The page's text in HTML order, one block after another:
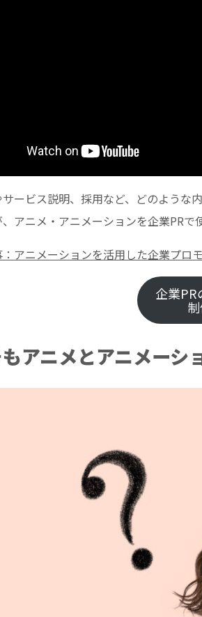
ービス説明、採用など、どのような
アニメ・アニメーションを企業PRで
アニメーションを活用した企業プロ
企業
アニメとアニメーシ